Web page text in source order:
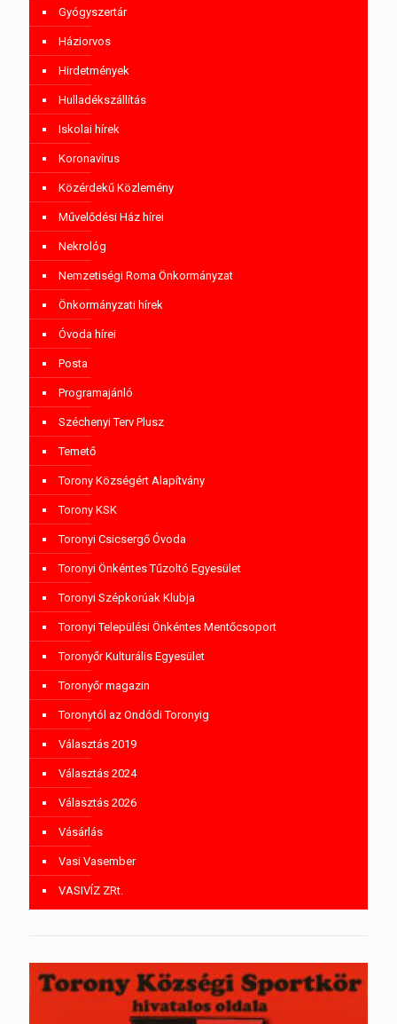
Gyógyszertár
Háziorvos
Hirdetmények
Hulladékszállítás
Iskolai hírek
Koronavírus
Közérdekű Közlemény
Művelődési Ház hírei
Nekrológ
Nemzetiségi Roma Önkormányzat
Önkormányzati hírek
Óvoda hírei
Posta
Programajánló
Széchenyi Terv Plusz
Temető
Torony Községért Alapítvány
Torony KSK
Toronyi Csicsergő Óvoda
Toronyi Önkéntes Tűzoltó Egyesület
Toronyi Szépkorúak Klubja
Toronyi Települési Önkéntes Mentőcsoport
Toronyőr Kulturális Egyesület
Toronyőr magazin
Toronytól az Ondódi Toronyig
Választás 2019
Választás 2024
Választás 2026
Vásárlás
Vasi Vasember
VASIVÍZ ZRt.